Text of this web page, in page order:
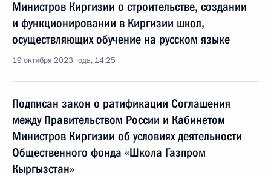
Министров Киргизии о строительстве, создании
и функционировании в Киргизии школ,
осуществляющих обучение на русском языке
19 октября 2023 года, 14:25
Подписан закон о ратификации Соглашения
между Правительством России и Кабинетом
Министров Киргизии об условиях деятельности
Общественного фонда «Школа Газпром
Кыргызстан»